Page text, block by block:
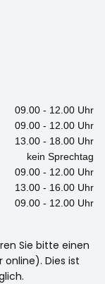
09.00 - 12.00 Uhr
09.00 - 12.00 Uhr
13.00 - 18.00 Uhr
kein Sprechtag
09.00 - 12.00 Uhr
13.00 - 16.00 Uhr
09.00 - 12.00 Uhr
Sie bitte einen
online). Dies ist